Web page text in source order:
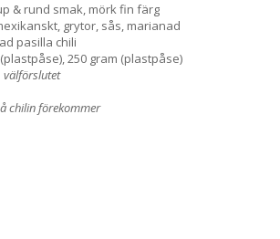
& rund smak, mörk fin färg
grytor, sås, marianad
pasilla chili
250 gram (plastpåse)
välförslutet
chilin förekommer